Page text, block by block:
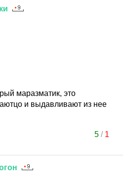
маразматик, это
и выдавливают из нее
5/ 1